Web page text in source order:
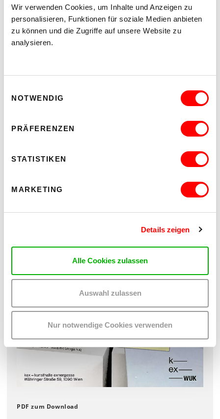
Wir verwenden Cookies, um Inhalte und Anzeigen zu
personalisieren, Funktionen für soziale Medien anbieten
zu können und die Zugriffe auf unsere Website zu
analysieren.
NOTWENDIG
PRÄFERENZEN
STATISTIKEN
MARKETING
Details zeigen
Alle Cookies zulassen
Auswahl zulassen
Nur notwendige Cookies verwenden
Ausstellungseröffnung permanent temporär
4.3.2026, 18.00
und Maximilian Prag, Charlotta Ruth, Julian Siffert und Seth
PDF zum Download